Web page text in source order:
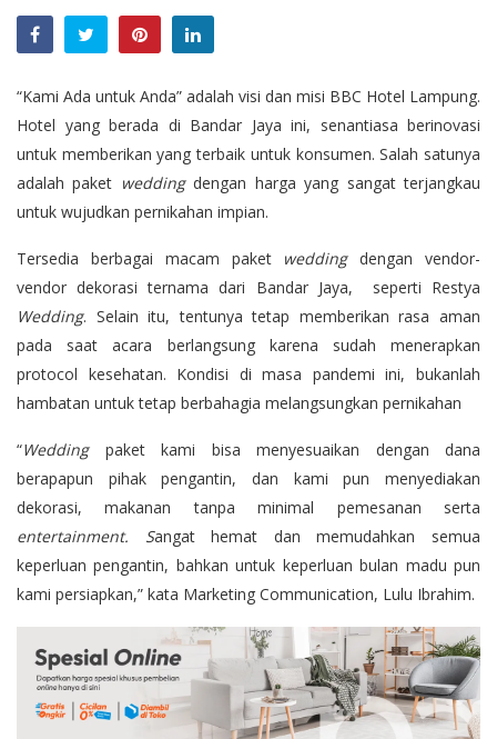
“Kami Ada untuk Anda” adalah visi dan misi BBC Hotel Lampung.
Hotel yang berada di Bandar Jaya ini, senantiasa berinovasi
untuk memberikan yang terbaik untuk konsumen. Salah satunya
adalah paket weddingdengan harga yang sangat terjangkau
untuk wujudkan pernikahan impian.
Tersedia berbagai macam paket weddingdengan vendor-
vendor dekorasi ternama dari Bandar Jaya, seperti Restya
Wedding. Selain itu, tentunya tetap memberikan rasa aman
pada saat acara berlangsung karena sudah menerapkan
protocol kesehatan. Kondisi di masa pandemi ini, bukanlah
hambatan untuk tetap berbahagia melangsungkan pernikahan
“Weddingpaket kami bisa menyesuaikan dengan dana
berapapun pihak pengantin, dan kami pun menyediakan
dekorasi, makanan tanpa minimal pemesanan serta
entertainment. Sangat hemat dan memudahkan semua
keperluan pengantin, bahkan untuk keperluan bulan madu pun
kami persiapkan,” kata Marketing Communication, Lulu Ibrahim.